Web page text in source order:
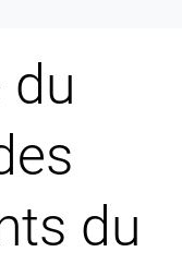
du
du